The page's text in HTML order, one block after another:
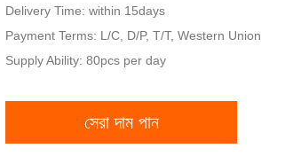
Delivery Time: within 15days
Payment Terms: L/C, D/P, T/T, Western Union
Supply Ability: 80pcs per day
সেরা দাম পান